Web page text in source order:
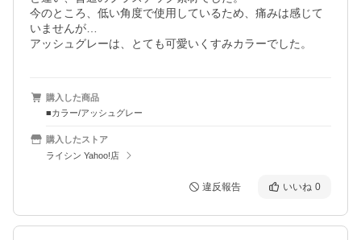
今のところ、低い角度で使用しているため、痛みは感じて
いませんが…
アッシュグレーは、とても可愛いくすみカラーでした。
購入した商品
■カラー/アッシュグレー
購入したストア
ライシン Yahoo!店
違反報告 いいね 0